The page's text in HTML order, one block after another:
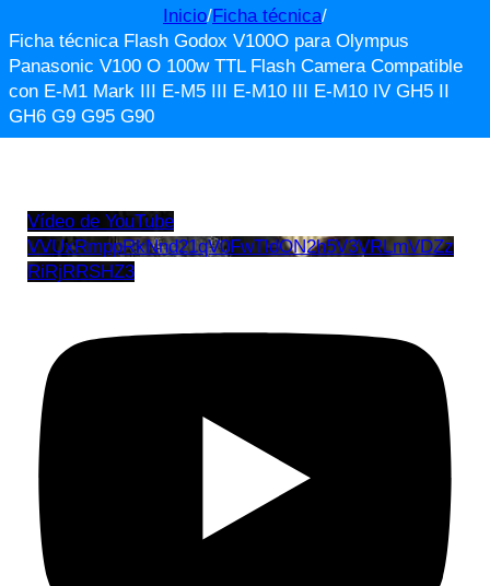
Inicio/Ficha técnica/
Ficha técnica Flash Godox V100O para Olympus
Panasonic V100 O 100w TTL Flash Camera Compatible
con E-M1 Mark III E-M5 III E-M10 III E-M10 IV GH5 II
GH6 G9 G95 G90
Vídeo de YouTube
VVUxRmppRkNnd21qV0FwTldON2h5V3VRLmVDZz
RiRjRRSHZ3